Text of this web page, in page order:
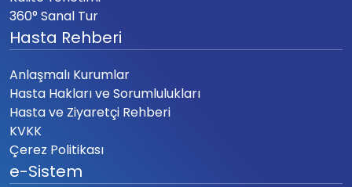
360° Sanal Tur
Hasta Rehberi
Anlaşmalı Kurumlar
Hasta Hakları ve Sorumlulukları
Hasta ve Ziyaretçi Rehberi
KVKK
Çerez Politikası
e-Sistem